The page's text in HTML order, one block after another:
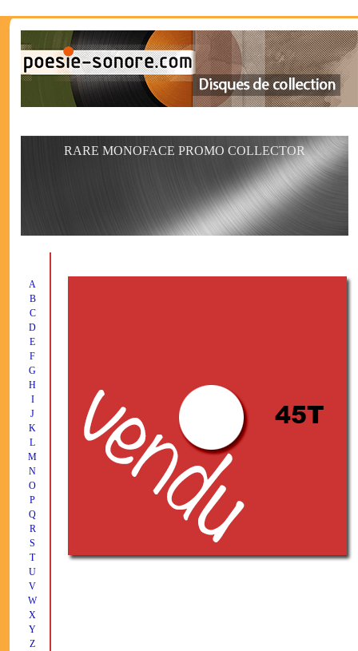
RARE MONOFACE PROMO COLLECTOR
A
B
C
D
E
F
G
H
I
J
K
L
M
N
O
P
Q
R
S
T
U
V
W
X
Y
Z